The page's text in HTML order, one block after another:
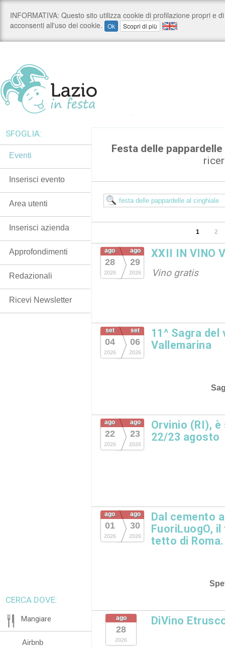
Festa delle
1 2
ago
28
2026
ago
29
2026
XXII IN VINO
Vino gratis
set
04
2026
set
06
2026
11^ Sagra
Vallemarina
ago
22
2026
ago
23
2026
Orvinio (RI),
22/23 agosto
ago
01
2026
ago
30
2026
Dal cemento
FuoriLuogO,
tetto di Roma.
ago
28
2026
DiVino
SFOGLIA:
Eventi
Inserisci evento
Area utenti
Inserisci azienda
Approfondimenti
Redazionali
Ricevi Newsletter
CERCA DOVE:
Mangiare
Airbnb